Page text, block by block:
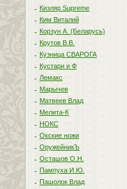
Кизляр Supreme
Ким Виталий
Корзун А. (Беларусь)
Крутов В.В.
Кузница СВАРОГА
Кустари и Ф
Лемакс
Марычев
Матвеев Влад
Мелита-К
НОКС
Окские ножи
ОружейникЪ
Осташов О.Н.
Пампуха И.Ю.
Пашолок Влад